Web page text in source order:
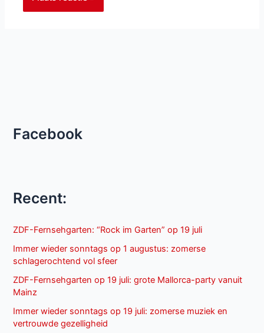
Facebook
Recent:
ZDF-Fernsehgarten: “Rock im Garten” op 19 juli
Immer wieder sonntags op 1 augustus: zomerse
schlagerochtend vol sfeer
ZDF-Fernsehgarten op 19 juli: grote Mallorca-party vanuit
Mainz
Immer wieder sonntags op 19 juli: zomerse muziek en
vertrouwde gezelligheid